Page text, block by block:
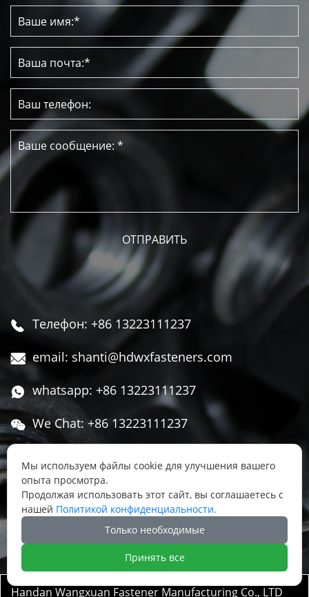
 Телефон: +86 13223111237
 email: shanti@hdwxfasteners.com
 whatsapp: +86 13223111237
 We Chat: +86 13223111237
Чжоуцунь, поселок Сису, район Юннянь,
город Ханьдань, провинция Хэбэй, Китай

Handan Wangxuan Fastener Manufacturing Co., LTD
Мы используем файлы cookie для улучшения вашего
опыта просмотра.
Продолжая использовать этот сайт, вы соглашаетесь с
нашей Политикой конфиденциальности.
Только необходимые
Принять все